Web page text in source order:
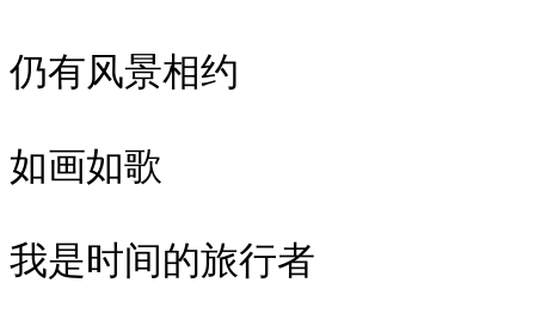
仍有风景相约
如画如歌
我是时间的旅行者